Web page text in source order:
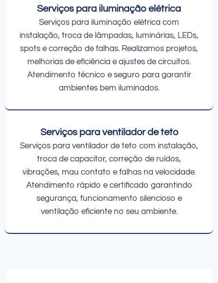
Serviços para iluminação elétrica
Serviços para iluminação elétrica com
instalação, troca de lâmpadas, luminárias, LEDs,
spots e correção de falhas. Realizamos projetos,
melhorias de eficiência e ajustes de circuitos.
Atendimento técnico e seguro para garantir
ambientes bem iluminados.
Serviços para ventilador de teto
Serviços para ventilador de teto com instalação,
troca de capacitor, correção de ruídos,
vibrações, mau contato e falhas na velocidade.
Atendimento rápido e certificado garantindo
segurança, funcionamento silencioso e
ventilação eficiente no seu ambiente.